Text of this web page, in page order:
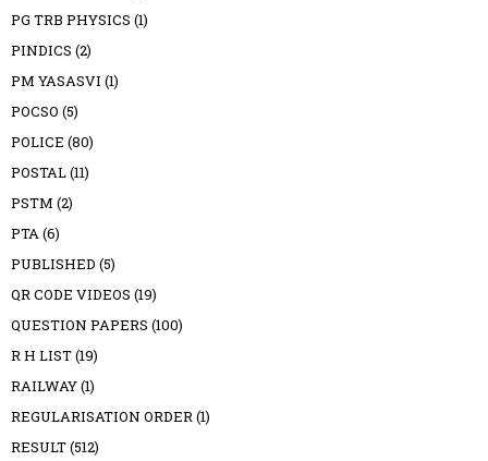
PG TRB PHYSICS (1)
PINDICS (2)
PM YASASVI (1)
POCSO (5)
POLICE (80)
POSTAL(11)
PSTM (2)
PTA(6)
PUBLISHED (5)
QR CODE VIDEOS (19)
QUESTION PAPERS (100)
R H LIST(19)
RAILWAY(1)
REGULARISATION ORDER(1)
RESULT(512)